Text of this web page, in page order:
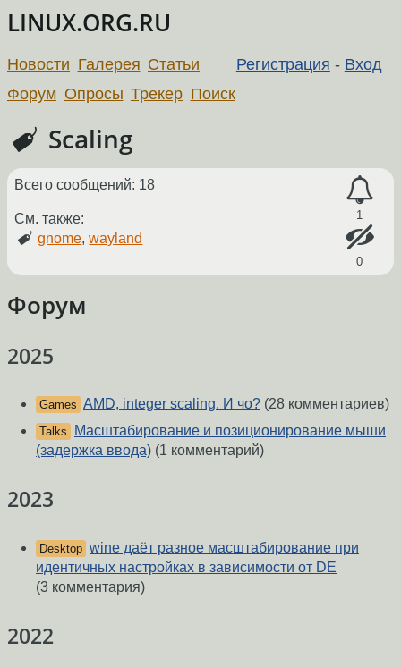
LINUX.ORG.RU
Регистрация - Вход
Новости Галерея Статьи
Форум Опросы Трекер Поиск
Scaling
1
0
Всего сообщений: 18
См. также:
gnome,wayland
Форум
2025
Games AMD, integer scaling. И чо? (28 комментариев)
Talks
Масштабирование и позиционирование мыши
(задержка ввода) (1 комментарий)
2023
Desktop wine даёт разное масштабирование при
идентичных настройках в зависимости от DE
(3 комментария)
2022